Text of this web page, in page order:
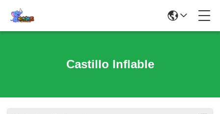
Castillo Inflable